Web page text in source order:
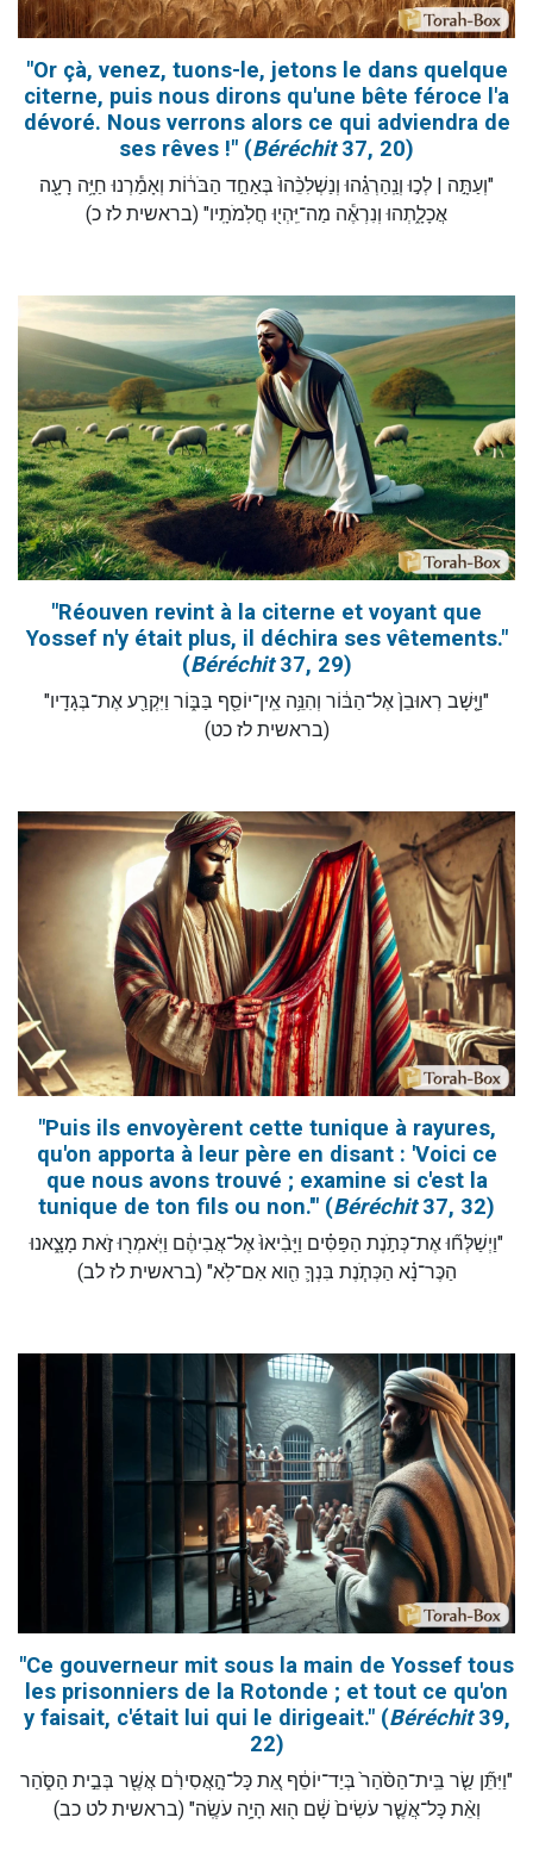
"Or çà, venez, tuons-le, jetons le dans quelque
citerne, puis nous dirons qu'une bête féroce l'a
dévoré. Nous verrons alors ce qui adviendra de
ses rêves !" (Béréchit37, 20)
"וְעַתָּ֣ה | לְכ֣וּ וְנַֽהַרְגֵ֗הוּ וְנַשְׁלִכֵ֨הוּ֙ בְּאַחַ֣ד הַבֹּר֔וֹת וְאָמַ֕רְנוּ חַיָּ֥ה רָעָ֖ה
אֲכָלָ֑תְהוּ וְנִרְאֶ֕ה מַה־יִּֽהְי֖וּ חֲלֹֽמֹתָֽיו" (בראשית לז כ)
"Réouven revint à la citerne et voyant que
Yossef n'y était plus, il déchira ses vêtements."
(Béréchit37, 29)
"וַיָּ֤שָׁב רְאוּבֵן֙ אֶל־הַבּ֔וֹר וְהִנֵּ֥ה אֵֽין־יוֹסֵ֖ף בַּבּ֑וֹר וַיִּקְרַ֖ע אֶת־בְּגָדָֽיו"
(בראשית לז כט)
"Puis ils envoyèrent cette tunique à rayures,
qu'on apporta à leur père en disant : 'Voici ce
que nous avons trouvé ; examine si c'est la
tunique de ton fils ou non.'" (Béréchit37, 32)
"וַיְשַׁלְּח֞וּ אֶת־כְּתֹ֣נֶת הַפַּסִּ֗ים וַיָּבִ֨יאוּ֙ אֶל־אֲבִיהֶ֔ם וַיֹּֽאמְר֖וּ זֹ֣את מָצָ֑אנוּ
הַכֶּר־נָ֗א הַכְּתֹ֧נֶת בִּנְךָ֛ הִ֖וא אִם־לֹֽא" (בראשית לז לב)
"Ce gouverneur mit sous la main de Yossef tous
les prisonniers de la Rotonde ; et tout ce qu'on
y faisait, c'était lui qui le dirigeait." (Béréchit39,
22)
"וַיִּתֵּ֞ן שַׂ֤ר בֵּֽית־הַסֹּ֨הַר֙ בְּיַד־יוֹסֵ֔ף אֵ֚ת כָּל־הָ֣אֲסִירִ֔ם אֲשֶׁ֖ר בְּבֵ֣ית הַסֹּ֑הַר
וְאֵ֨ת כָּל־אֲשֶׁ֤ר עֹשִׂים֙ שָׁ֔ם ה֖וּא הָיָ֥ה עֹשֶֽׂה" (בראשית לט כב)